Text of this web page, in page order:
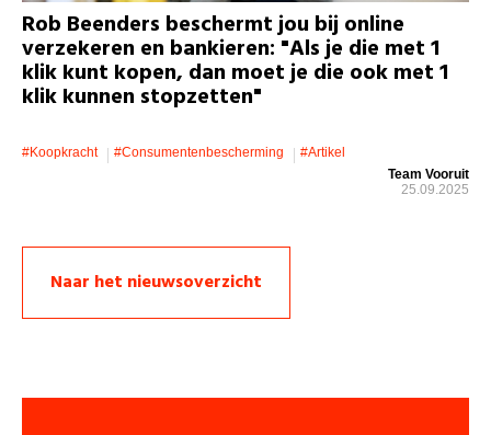
Rob Beenders beschermt jou bij online
verzekeren en bankieren: "Als je die met 1
klik kunt kopen, dan moet je die ook met 1
klik kunnen stopzetten"
#koopkracht #consumentenbescherming
#artikel
Team Vooruit
25.09.2025
Naar het nieuwsoverzicht